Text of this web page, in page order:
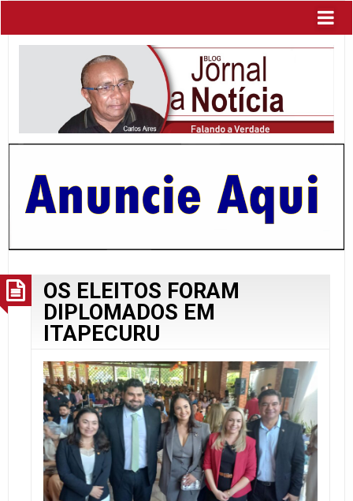
OS ELEITOS FORAM
DIPLOMADOS EM
ITAPECURU